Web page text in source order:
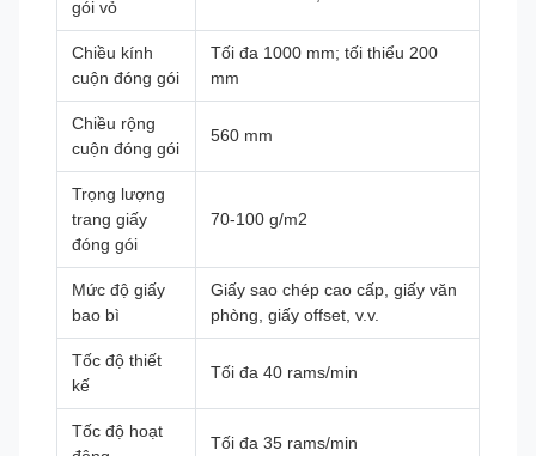
gói vỏ
Chiều kính
cuộn đóng gói
Tối đa 1000 mm; tối thiểu 200
mm
Chiều rộng
cuộn đóng gói
560 mm
Trọng lượng
trang giấy
đóng gói
70-100 g/m2
Mức độ giấy
bao bì
Giấy sao chép cao cấp, giấy văn
phòng, giấy offset, v.v.
Tốc độ thiết
kế
Tối đa 40 rams/min
Tốc độ hoạt
Tối đa 35 rams/min